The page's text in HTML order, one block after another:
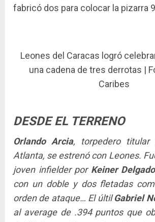
fabricó dos para colocar la pizarra
Leones del Caracas logró
una cadena de tres derrotas |
Caribes
DESDE EL TERRENO
Orlando Arcia, torpedero titular
Atlanta, se estrenó con Leones.
joven infielder por Keiner Delgado
con un doble y dos fletadas
orden de ataque… El últilGabriel
al average de .394 puntos que